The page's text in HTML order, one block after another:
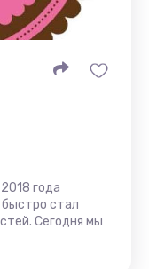
года
стал
Сегодня мы